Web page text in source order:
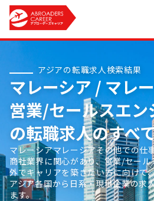
アジアの転職求人検索結果
マレーシア / マレ
営業/セールスエ
の転職求人のすべ
マレーシアマレーシアその他での仕
商社業界に関心があり、営業/セー
外でキャリアを築きたい方に向けて
アジア各国から日系・現地企業の求
ます。